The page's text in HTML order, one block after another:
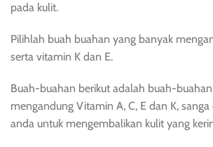
pada kulit.
Pilihlah buah buahan yang banyak
serta vitamin K dan E.
Buah-buahan berikut adalah buah-
mengandung Vitamin A, C, E dan K,
anda untuk mengembalikan kulit yang